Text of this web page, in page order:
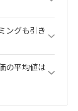
ングも引き
の平均値は